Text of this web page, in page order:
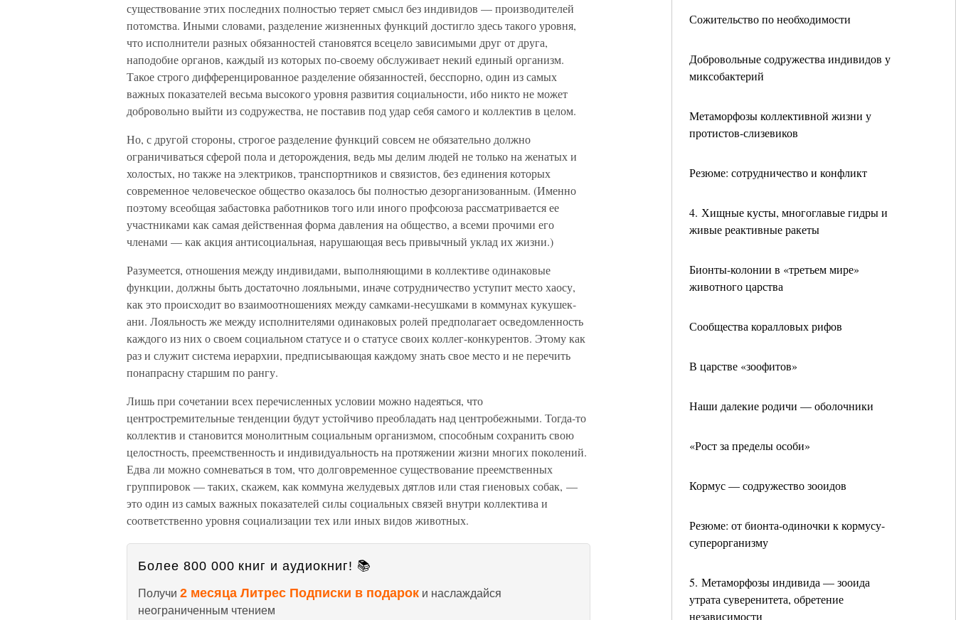
Сожительство по необходимости
Добровольные содружества индивидов у
миксобактерий
Метаморфозы коллективной жизни у
протистов-слизевиков
Резюме: сотрудничество и конфликт
4. Хищные кусты, многоглавые гидры и
живые реактивные ракеты
Бионты-колонии в «третьем мире»
животного царства
Сообщества коралловых рифов
В царстве «зоофитов»
Наши далекие родичи — оболочники
«Рост за пределы особи»
Кормус — содружество зооидов
Резюме: от бионта-одиночки к кормусу-
суперорганизму
5. Метаморфозы индивида — зооида
утрата суверенитета, обретение
независимости
существование этих последних полностью теряет смысл без индивидов — производителей
потомства. Иными словами, разделение жизненных функций достигло здесь такого уровня,
что исполнители разных обязанностей становятся всецело зависимыми друг от друга,
наподобие органов, каждый из которых по-своему обслуживает некий единый организм.
Такое строго дифференцированное разделение обязанностей, бесспорно, один из самых
важных показателей весьма высокого уровня развития социальности, ибо никто не может
добровольно выйти из содружества, не поставив под удар себя самого и коллектив в целом.
Но, с другой стороны, строгое разделение функций совсем не обязательно должно
ограничиваться сферой пола и деторождения, ведь мы делим людей не только на женатых и
холостых, но также на электриков, транспортников и связистов, без единения которых
современное человеческое общество оказалось бы полностью дезорганизованным. (Именно
поэтому всеобщая забастовка работников того или иного профсоюза рассматривается ее
участниками как самая действенная форма давления на общество, а всеми прочими его
членами — как акция антисоциальная, нарушающая весь привычный уклад их жизни.)
Разумеется, отношения между индивидами, выполняющими в коллективе одинаковые
функции, должны быть достаточно лояльными, иначе сотрудничество уступит место хаосу,
как это происходит во взаимоотношениях между самками-несушками в коммунах кукушек-
ани. Лояльность же между исполнителями одинаковых ролей предполагает осведомленность
каждого из них о своем социальном статусе и о статусе своих коллег-конкурентов. Этому как
раз и служит система иерархии, предписывающая каждому знать свое место и не перечить
понапрасну старшим по рангу.
Лишь при сочетании всех перечисленных условии можно надеяться, что
центростремительные тенденции будут устойчиво преобладать над центробежными. Тогда-то
коллектив и становится монолитным социальным организмом, способным сохранить свою
целостность, преемственность и индивидуальность на протяжении жизни многих поколений.
Едва ли можно сомневаться в том, что долговременное существование преемственных
группировок — таких, скажем, как коммуна желудевых дятлов или стая гиеновых собак, —
это один из самых важных показателей силы социальных связей внутри коллектива и
соответственно уровня социализации тех или иных видов животных.
Более 800 000 книг и аудиокниг! 📚
Получи 2 месяца Литрес Подписки в подарок и наслаждайся
неограниченным чтением